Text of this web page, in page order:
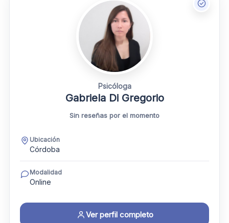
Psicóloga
Gabriela Di Gregorio
Sin reseñas por el momento
Ubicación
Córdoba
Modalidad
Online
Ver perfil completo